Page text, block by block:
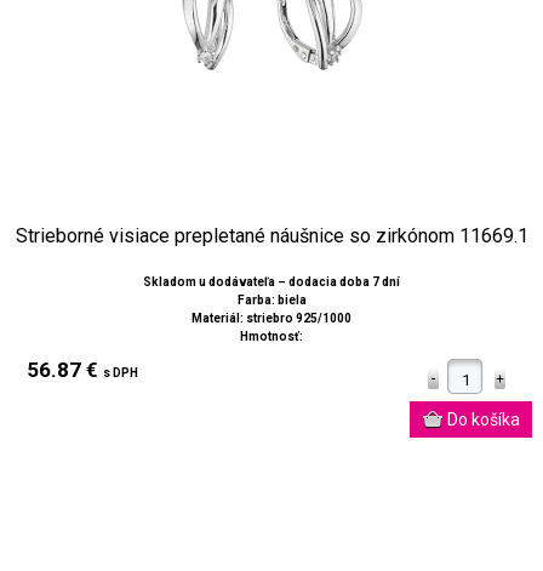
Strieborné visiace prepletané náušnice so zirkónom 11669.1
Skladom u dodávateľa – dodacia doba 7 dní
Farba: biela
Materiál: striebro 925/1000
Hmotnosť:
56.87 € s DPH